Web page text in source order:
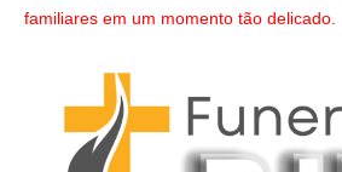
familiares em um momento tão delicado.